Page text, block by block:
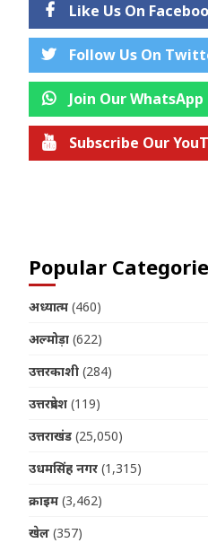
Like Us On
Follow Us On
Join Our WhatsApp
Subscribe Our
Popular
अध्यात्म (460)
अल्मोड़ा (622)
उत्तरकाशी (284)
उत्तरप्रदेश (119)
उत्तराखंड (25,050)
उधमसिंह नगर (1,315)
क्राइम (3,462)
खेल (357)